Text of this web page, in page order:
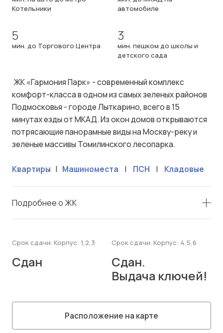
Котельники
автомобиле
5
мин. до Торгового Центра
3
мин. пешком до школы и
детского сада
ЖК «Гармония Парк» - современный комплекс
комфорт-класса в одном из самых зеленых районов
Подмосковья - городе Лыткарино, всего в 15
минутах езды от МКАД. Из окон домов открываются
потрясающие панорамные виды на Москву-реку и
зеленые массивы Томилинского лесопарка.
Квартиры | Машиноместа | ПСН | Кладовые
Подробнее о ЖК
Срок сдачи. Корпус: 1,2,3
Сдан
Срок сдачи. Корпус: 4,5,6
Сдан.
Выдача ключей!
Расположение на карте